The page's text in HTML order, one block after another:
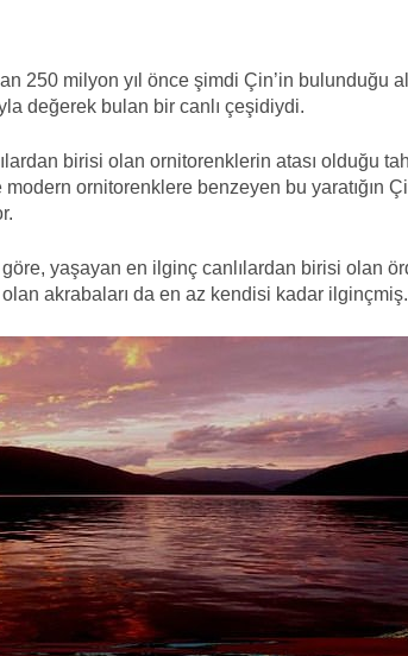
250 milyon yıl önce şimdi Çin’in bulunduğu
değerek bulan bir canlı çeşidiydi.
birisi olan ornitorenklerin atası olduğu
modern ornitorenklere benzeyen bu yaratığın
göre, yaşayan en ilginç canlılardan birisi olan
akrabaları da en az kendisi kadar ilginçmiş.